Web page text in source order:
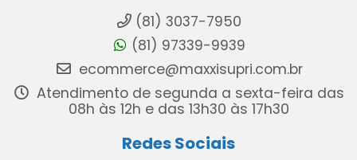
(81) 3037-7950
(81) 97339-9939
ecommerce@maxxisupri.com.br
Atendimento de segunda a sexta-feira das
08h às 12h e das 13h30 às 17h30
Redes Sociais